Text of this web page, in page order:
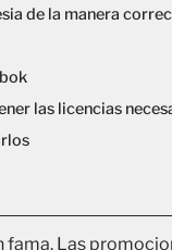
de la manera
las licencias
Las